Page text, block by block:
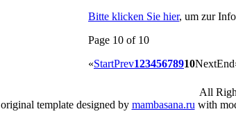
Bitte klicken Sie hier, um zur
Page 10 of 10
«StartPrev12345678910NextEnd
All
original template designed by mambasana.ru with